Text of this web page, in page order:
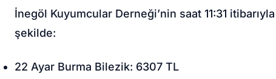
İnegöl Kuyumcular Derneği’nin saat 11:31
şekilde:
22 Ayar Burma Bilezik: 6307 TL